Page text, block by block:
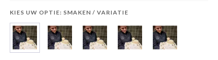
KIES UW OPTIE: SMAKEN / VARIATIE